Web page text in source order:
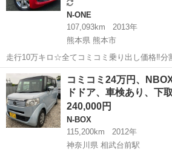
N-ONE
107,093km
2013年
熊本県 熊本市
走行10万キロ☆全てコミコミ乗り出し価格‼️分
【名義変更代込み】大人気☆ホンダ N-ONE
ステアリングスイッチ付き☆Bluetoothナビ付
付き☆スマー...
熊本 熊本市 走行距離
コミコミ24万円、
ドドア、車検あり、下
240,000円
N-BOX
115,200km
2012年
神奈川県 相武台前駅